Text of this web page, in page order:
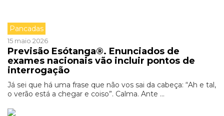
Pancadas
15 maio 2026
Previsão Esótanga®. Enunciados de
exames nacionais vão incluir pontos de
interrogação
Já sei que há uma frase que não vos sai da cabeça: “Ah e tal,
o verão está a chegar e coiso”. Calma. Ante ...